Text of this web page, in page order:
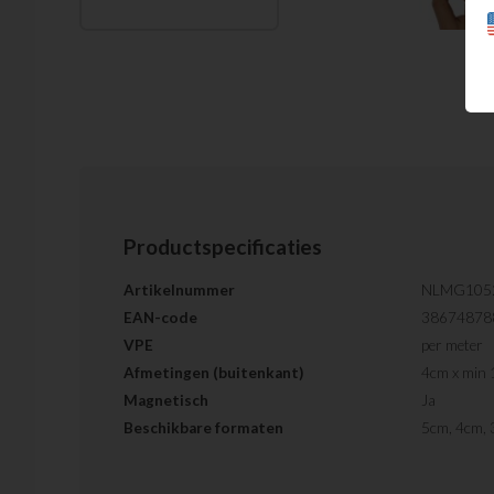
Productspecificaties
Artikelnummer
EAN-code
VPE
per meter
Afmetingen (buitenkant)
4cm x min
Magnetisch
Ja
Beschikbare formaten
5cm, 4cm,